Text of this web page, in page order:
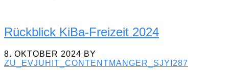
Rückblick KiBa-Freizeit 2024
8. OKTOBER 2024 BY
ZU_EVJUHIT_CONTENTMANGER_SJYI287